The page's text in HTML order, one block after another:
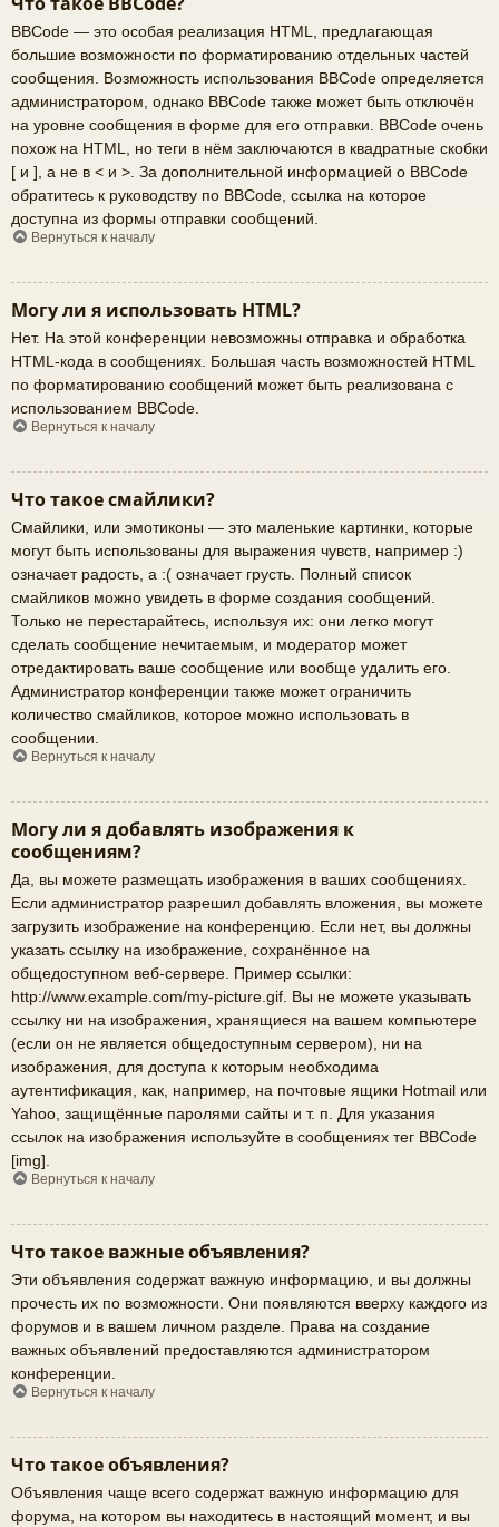
BBCode — это особая реализация HTML, предлагающая
большие возможности по форматированию отдельных частей
сообщения. Возможность использования BBCode определяется
администратором, однако BBCode также может быть отключён
на уровне сообщения в форме для его отправки. BBCode очень
похож на HTML, но теги в нём заключаются в квадратные скобки
[ и ], а не в < и >. За дополнительной информацией о BBCode
обратитесь к руководству по BBCode, ссылка на которое
доступна из формы отправки сообщений.
Вернуться к началу
Могу ли я использовать HTML?
Нет. На этой конференции невозможны отправка и обработка
HTML-кода в сообщениях. Большая часть возможностей HTML
по форматированию сообщений может быть реализована с
использованием BBCode.
Вернуться к началу
Что такое смайлики?
Смайлики, или эмотиконы — это маленькие картинки, которые
могут быть использованы для выражения чувств, например :)
означает радость, а :( означает грусть. Полный список
смайликов можно увидеть в форме создания сообщений.
Только не перестарайтесь, используя их: они легко могут
сделать сообщение нечитаемым, и модератор может
отредактировать ваше сообщение или вообще удалить его.
Администратор конференции также может ограничить
количество смайликов, которое можно использовать в
сообщении.
Вернуться к началу
Могу ли я добавлять изображения к
сообщениям?
Да, вы можете размещать изображения в ваших сообщениях.
Если администратор разрешил добавлять вложения, вы можете
загрузить изображение на конференцию. Если нет, вы должны
указать ссылку на изображение, сохранённое на
общедоступном веб-сервере. Пример ссылки:
http://www.example.com/my-picture.gif. Вы не можете указывать
ссылку ни на изображения, хранящиеся на вашем компьютере
(если он не является общедоступным сервером), ни на
изображения, для доступа к которым необходима
аутентификация, как, например, на почтовые ящики Hotmail или
Yahoo, защищённые паролями сайты и т. п. Для указания
ссылок на изображения используйте в сообщениях тег BBCode
[img].
Вернуться к началу
Что такое важные объявления?
Эти объявления содержат важную информацию, и вы должны
прочесть их по возможности. Они появляются вверху каждого из
форумов и в вашем личном разделе. Права на создание
важных объявлений предоставляются администратором
конференции.
Вернуться к началу
Что такое объявления?
Объявления чаще всего содержат важную информацию для
форума, на котором вы находитесь в настоящий момент, и вы